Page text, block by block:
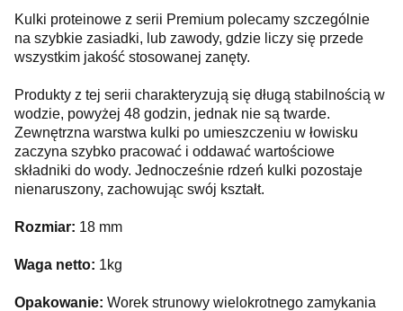
Kulki proteinowe z serii Premium polecamy szczególnie
na szybkie zasiadki, lub zawody, gdzie liczy się przede
wszystkim jakość stosowanej zanęty.
Produkty z tej serii charakteryzują się długą stabilnością w
wodzie, powyżej 48 godzin, jednak nie są twarde.
Zewnętrzna warstwa kulki po umieszczeniu w łowisku
zaczyna szybko pracować i oddawać wartościowe
składniki do wody. Jednocześnie rdzeń kulki pozostaje
nienaruszony, zachowując swój kształt.
Rozmiar: 18 mm
Waga netto: 1kg
Opakowanie: Worek strunowy wielokrotnego zamykania